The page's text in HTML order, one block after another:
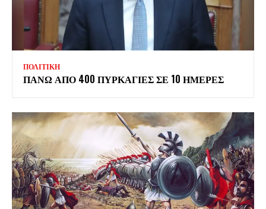
ΠΟΛΙΤΙΚΗ
ΠΑΝΩ ΑΠΟ 400 ΠΥΡΚΑΓΙΕΣ ΣΕ 10 ΗΜΕΡΕΣ